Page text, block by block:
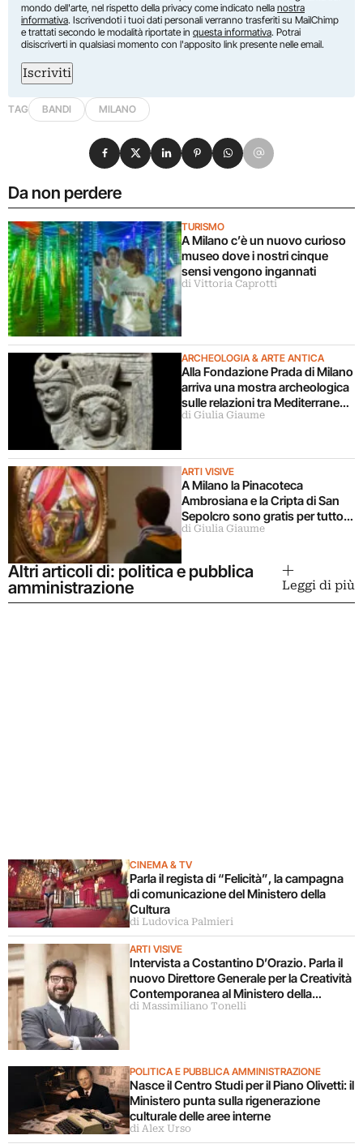
mondo dell'arte, nel rispetto della privacy come indicato nella nostra
informativa. Iscrivendoti i tuoi dati personali verranno trasferiti su MailChimp
e trattati secondo le modalità riportate in questa informativa. Potrai
disiscriverti in qualsiasi momento con l'apposito link presente nelle email.
Iscriviti
TAG BANDI MILANO
Da non perdere
TURISMO
A Milano c’è un nuovo curioso
museo dove i nostri cinque
sensi vengono ingannati
di Vittoria Caprotti
ARCHEOLOGIA & ARTE ANTICA
Alla Fondazione Prada di Milano
arriva una mostra archeologica
sulle relazioni tra Mediterraneo
e Asia
di Giulia Giaume
ARTI VISIVE
A Milano la Pinacoteca
Ambrosiana e la Cripta di San
Sepolcro sono gratis per tutto
agosto (ma solo per milanesi)
di Giulia Giaume
Condividi su Facebook
Condividi su X
Condividi su LinkedIn
Condividi su Pinterest
Condividi su WhatsApp
Condividi su Email
Altri articoli di: politica e pubblica
amministrazione
Leggi di più
CINEMA & TV
Parla il regista di “Felicità”, la campagna
di comunicazione del Ministero della
Cultura
di Ludovica Palmieri
ARTI VISIVE
Intervista a Costantino D’Orazio. Parla il
nuovo Direttore Generale per la Creatività
Contemporanea al Ministero della
Cultura
di Massimiliano Tonelli
POLITICA E PUBBLICA AMMINISTRAZIONE
Nasce il Centro Studi per il Piano Olivetti: il
Ministero punta sulla rigenerazione
culturale delle aree interne
di Alex Urso